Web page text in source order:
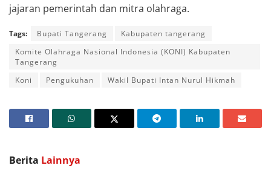
jajaran pemerintah dan mitra olahraga.
Tags: Bupati Tangerang
Kabupaten tangerang
Komite Olahraga Nasional Indonesia (KONI) Kabupaten
Tangerang
Koni
Pengukuhan Wakil Bupati Intan Nurul Hikmah
Berita Lainnya